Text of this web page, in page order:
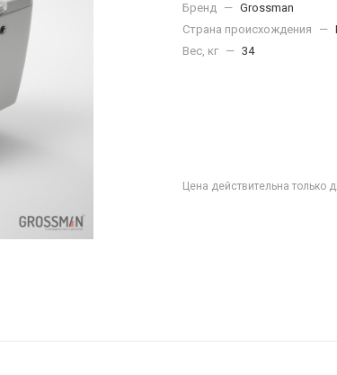
Бренд — Grossman
Страна происхождения
—
Вес, кг — 34
Цена действительна только